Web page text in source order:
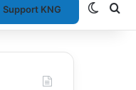
Support KNG